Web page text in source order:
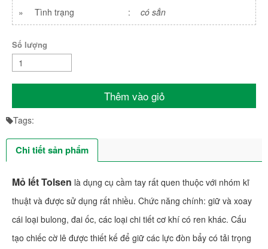
»
Tình trạng : có sẳn
Số lượng
Thêm vào giỏ
Tags:
Chi tiết sản phẩm
Mỏ lết Tolsen là dụng cụ cầm tay rất quen thuộc với nhóm kĩ
thuật và được sử dụng rất nhiều. Chức năng chính: giữ và xoay
cái loại bulong, đai ốc, các loại chi tiết cơ khí có ren khác. Cấu
tạo chiếc cờ lê được thiết kế để giữ các lực đòn bẩy có tải trọng